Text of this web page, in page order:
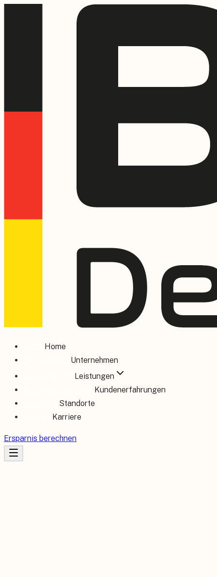
Home
Unternehmen
Leistungen
Kundenerfahrungen
Standorte
Karriere
Ersparnis berechnen